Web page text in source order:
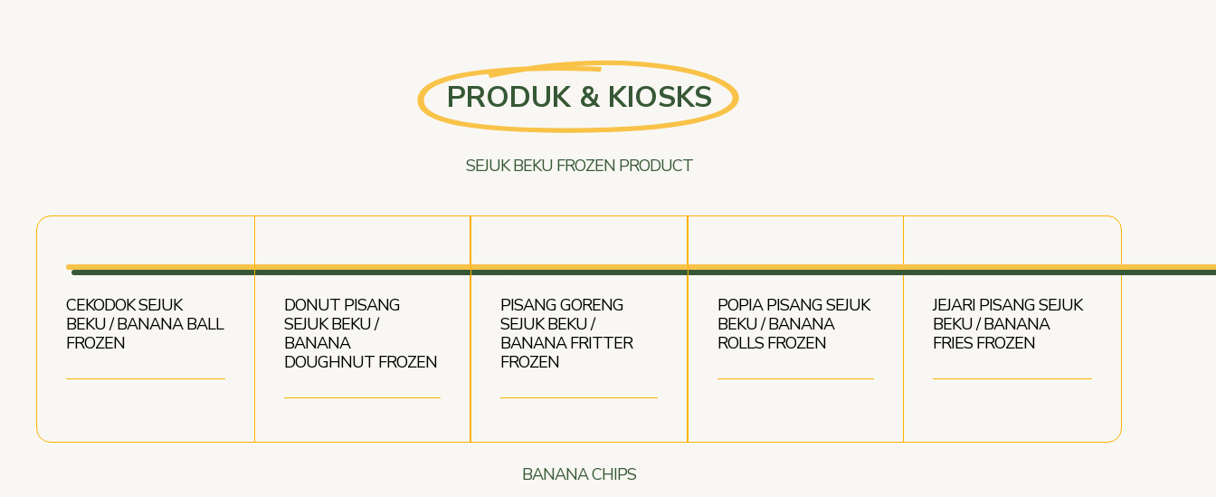
PRODUK & KIOSKS
SEJUK BEKU FROZEN PRODUCT
CEKODOK SEJUK
BEKU / BANANA BALL
FROZEN
DONUT PISANG
SEJUK BEKU /
BANANA
DOUGHNUT FROZEN
PISANG GORENG
SEJUK BEKU /
BANANA FRITTER
FROZEN
POPIA PISANG SEJUK
BEKU / BANANA
ROLLS FROZEN
JEJARI PISANG SEJUK
BEKU / BANANA
FRIES FROZEN
BANANA CHIPS